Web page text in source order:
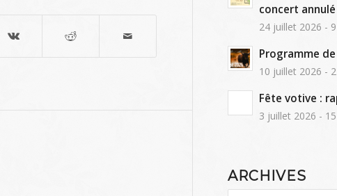
concert annulé
24 juillet 2026 -
Programme
10 juillet 2026 -
Fête votive :
3 juillet 2026 -
ARCHIVES